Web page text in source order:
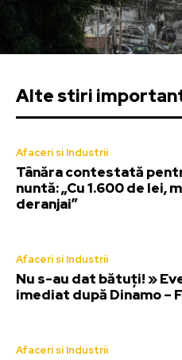
Alte stiri
Afaceri si Industrii
Tânăra contestată
nuntă: „Cu 1.600 de lei,
deranjai”
Afaceri si Industrii
Nu s-au dat bătuți! »
imediat după Dinamo –
Afaceri si Industrii